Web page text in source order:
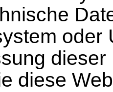
oder
diese